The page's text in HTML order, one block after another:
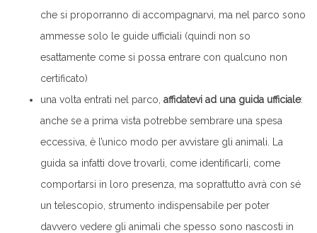
che si proporranno di accompagnarvi, ma nel parco sono
ammesse solo le guide ufficiali (quindi non so
esattamente come si possa entrare con qualcuno non
certificato)
una volta entrati nel parco, affidatevi ad una guida ufficiale:
anche se a prima vista potrebbe sembrare una spesa
eccessiva, è l’unico modo per avvistare gli animali. La
guida sa infatti dove trovarli, come identificarli, come
comportarsi in loro presenza, ma soprattutto avrà con sé
un telescopio, strumento indispensabile per poter
davvero vedere gli animali che spesso sono nascosti in